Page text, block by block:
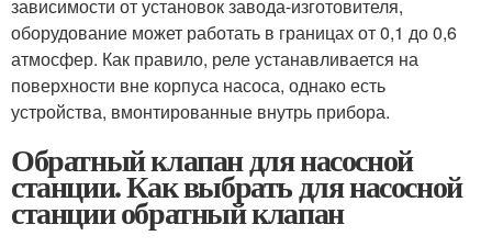
зависимости от установок завода-изготовителя,
оборудование может работать в границах от 0,1 до 0,6
атмосфер. Как правило, реле устанавливается на
поверхности вне корпуса насоса, однако есть
устройства, вмонтированные внутрь прибора.
Обратный клапан для насосной
станции. Как выбрать для насосной
станции обратный клапан